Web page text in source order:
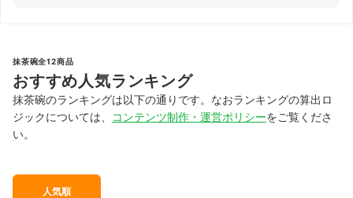
抹茶碗全12商品
おすすめ人気ランキング
抹茶碗のランキングは以下の通りです。なおランキングの算出ロ
ジックについては、
コンテンツ制作・運営ポリシーをご覧くださ
い。
人気順